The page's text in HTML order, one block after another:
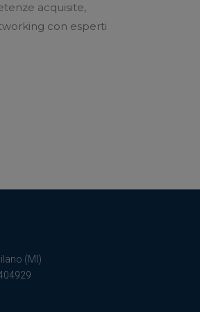
acquisite,
con esperti
(MI)